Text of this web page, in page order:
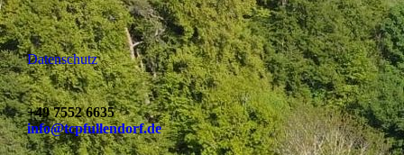
Datenschutz
+49 7552 6635
info@tcpfullendorf.de